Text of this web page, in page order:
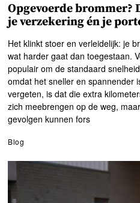
Opgevoerde brommer?
je verzekering én je
Het klinkt stoer en verleidelijk: je
wat harder gaat dan toegestaan.
populair om de standaard
omdat het sneller en spannender
vergeten, is dat die extra
zich meebrengen op de weg,
gevolgen kunnen fors
Blog